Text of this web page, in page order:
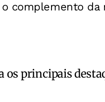
complemento da
os principais